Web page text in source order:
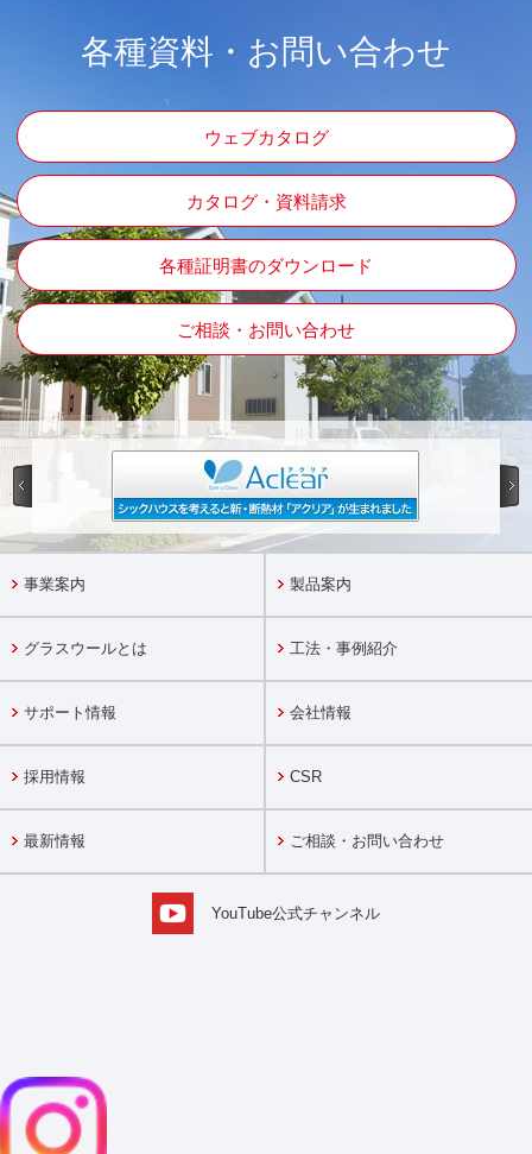
各種資料・お問い合わせ
ウェブカタログ
カタログ・資料請求
各種証明書のダウンロード
ご相談・お問い合わせ
事業案内 製品案内
グラスウールとは 工法・事例紹介
サポート情報 会社情報
採用情報 CSR
最新情報 ご相談・お問い合わせ
YouTube公式チャンネル